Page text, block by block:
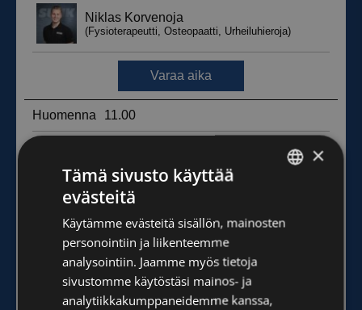
ENGLISH
×
Tämä sivusto käyttää
evästeitä
Käytämme evästeitä sisällön, mainosten
personointiin ja liikenteemme
analysointiin. Jaamme myös tietoja
sivustomme käytöstäsi mainos- ja
analytiikkakumppaneidemme kanssa,